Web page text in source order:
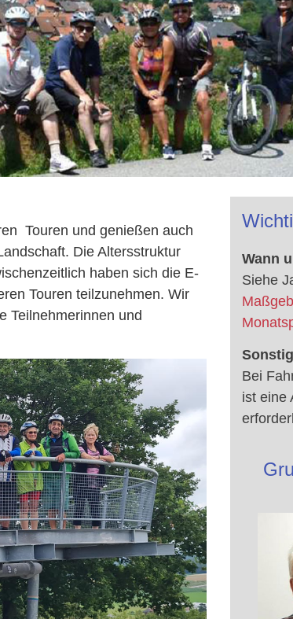
Touren und genießen auch
Die Altersstruktur
haben sich die E-
Touren teilzunehmen. Wir
Teilnehmerinnen und
Wann
Siehe
Bei
ist eine